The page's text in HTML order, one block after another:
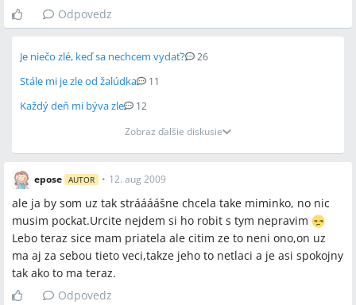
Odpovedz
Je niečo zlé, keď sa nechcem vydať? 26
Stále mi je zle od žalúdka 11
Každý deň mi býva zle
12
Zobraz ďalšie diskusie
epose AUTOR • 12. aug 2009
ale ja by som uz tak stráááášne chcela take miminko, no nic
musim pockat.Urcite nejdem si ho robit s tym nepravim
Lebo teraz sice mam priatela ale citim ze to neni ono,on uz
ma aj za sebou tieto veci,takze jeho to netlaci a je asi spokojny
tak ako to ma teraz.
Odpovedz